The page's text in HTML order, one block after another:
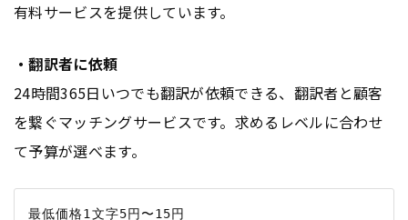
有料サービスを提供しています。
・翻訳者に依頼
24時間365日いつでも翻訳が依頼できる、翻訳者と顧客
を繋ぐマッチングサービスです。求めるレベルに合わせ
て予算が選べます。